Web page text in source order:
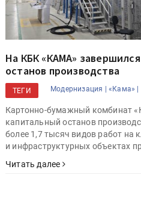
На КБК «КАМА»
останов производства
ТЕГИ Модернизация | «Кама» |
Картонно-бумажный комбинат
капитальный останов
более 1,7 тысяч видов работ на
и инфраструктурных объектах
Читать далее